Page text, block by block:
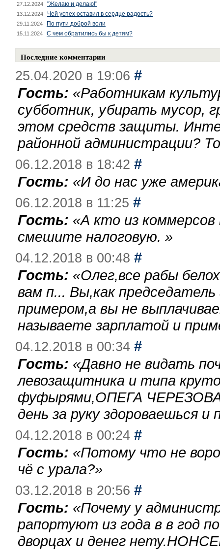
27.12.2024 "Желаю и делаю!"
13.12.2024 Чей успех оставил в сердце радость?
29.11.2024 По пути доброй воли
15.11.2024 С чем обратились бы к детям?
Последние комментарии
25.04.2020 в 19:06 #
Гость: «Работникам
субботник, убирать мусор,
этом средств защиты.
районной администрации?
06.12.2018 в 18:42 #
Гость: «И до нас уже
06.12.2018 в 11:25 #
Гость: «А кто из
смешите налоговую. »
04.12.2018 в 00:48 #
Гость: «Олег,все рабы
вам п... Вы,как
примером,а вы не
называете зарплатой и
04.12.2018 в 00:34 #
Гость: «Давно не видать
левозащитника и типа
фуфырями,ОПЕГА
день за руку здороваешься
04.12.2018 в 00:24 #
Гость: «Потому что не
чё с урала?»
03.12.2018 в 20:56 #
Гость: «Почему у
рапортуют из года в в год
дворцах и денег